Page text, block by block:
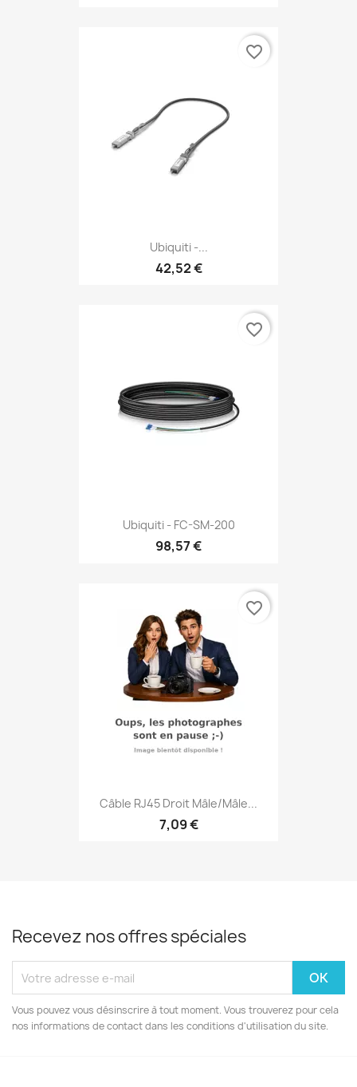
Ubiquiti -...
42,52 €
favorite_border
Ubiquiti - FC-SM-200
98,57 €
favorite_border
Câble RJ45 Droit Mâle/mâle...
7,09 €
favorite_border
Recevez nos offres spéciales
Vous pouvez vous désinscrire à tout moment. Vous trouverez pour cela
nos informations de contact dans les conditions d'utilisation du site.